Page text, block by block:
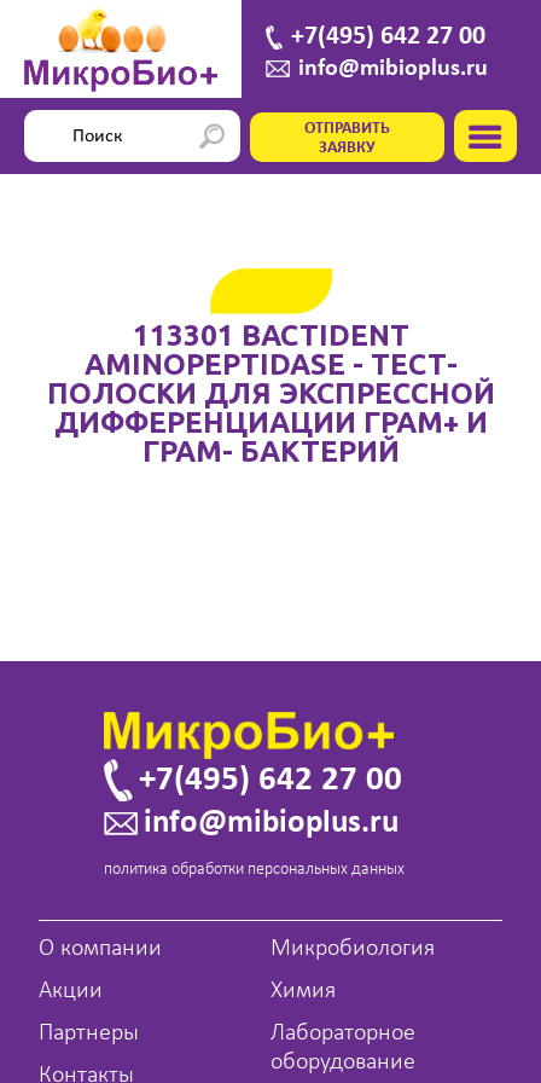
+7(495) 642 27 00
info@mibioplus.ru
ОТПРАВИТЬ
ЗАЯВКУ
113301 BACTIDENT
AMINOPEPTIDASE - ТЕСТ-
ПОЛОСКИ ДЛЯ ЭКСПРЕССНОЙ
ДИФФЕРЕНЦИАЦИИ ГРАМ+ И
ГРАМ- БАКТЕРИЙ
+7(495) 642 27 00
info@mibioplus.ru
политика обработки персональных данных
О компании
Акции
Партнеры
Контакты
Микробиология
Химия
Лабораторное
оборудование